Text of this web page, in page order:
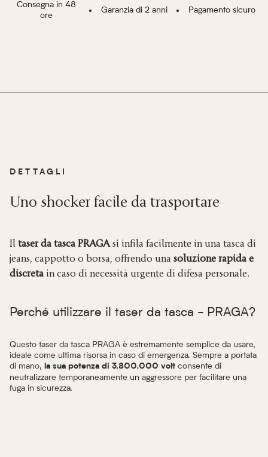
Consegna in 48
ore
Garanzia di 2 anni Pagamento sicuro
DETTAGLI
Uno shocker facile da trasportare
Il taser da tasca PRAGAsi infila facilmente in una tasca di
jeans, cappotto o borsa, offrendo una soluzione rapida e
discreta in caso di necessità urgente di difesa personale.
Perché utilizzare il taser da tasca - PRAGA?
Questo taser da tasca PRAGA è estremamente semplice da usare,
ideale come ultima risorsa in caso di emergenza. Sempre a portata
di mano, la sua potenza di 3.800.000 volt consente di
neutralizzare temporaneamente un aggressore per facilitare una
fuga in sicurezza.